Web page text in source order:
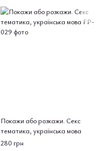
Покажи або розкажи. Секс
тематика, українська мова
280 грн